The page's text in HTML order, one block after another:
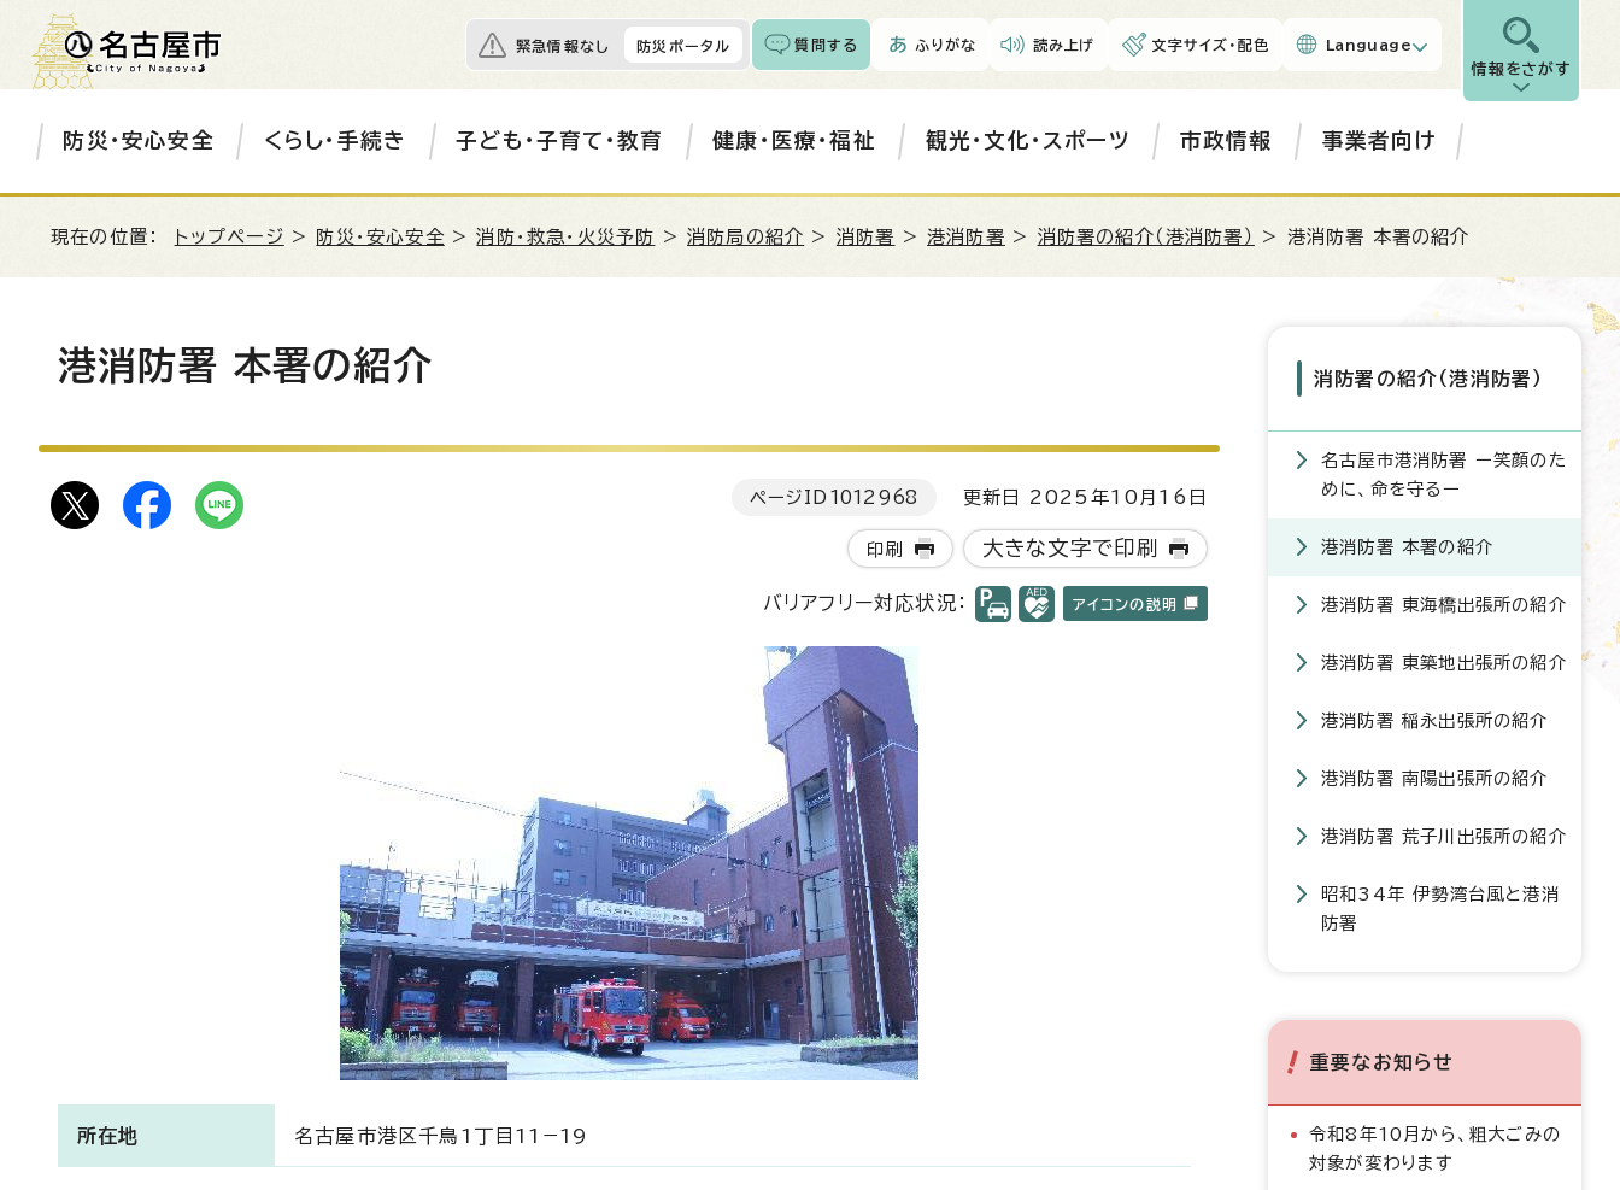
緊急情報なし 防災ポータル 質問する ふりがな 読み上げ 文字サイズ・配色 Language
情報をさがす
防災・安心安全 くらし・手続き 子ども・子育て・教育 健康・医療・福祉 観光・文化・スポーツ 市政情報 事業者向け
現在の位置： トップページ > 防災・安心安全>消防・救急・火災予防 >消防局の紹介 > 消防署 >港消防署 > 消防署の紹介（港消防署） > 港消防署 本署の紹介
港消防署 本署の紹介
ページID 1012968 更新日 2025年10月16日
印刷 大きな文字で印刷
バリアフリー対応状況： アイコンの説明
所在地 名古屋市港区千鳥1丁目11−19
消防署の紹介（港消防署）
名古屋市港消防署 ー笑顔のた
めに、命を守るー
港消防署 本署の紹介
港消防署 東海橋出張所の紹介
港消防署 東築地出張所の紹介
港消防署 稲永出張所の紹介
港消防署 南陽出張所の紹介
港消防署 荒子川出張所の紹介
昭和34年 伊勢湾台風と港消
防署
重要なお知らせ
令和8年10月から、粗大ごみの
対象が変わります